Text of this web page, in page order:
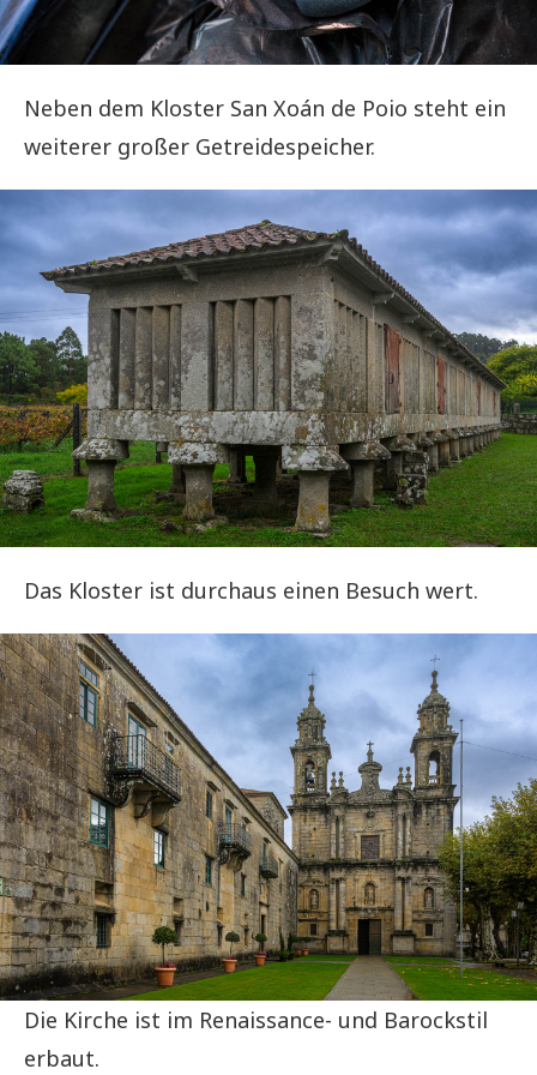
Neben dem Kloster San Xoán de Poio steht ein
weiterer großer Getreidespeicher.
Das Kloster ist durchaus einen Besuch wert.
Die Kirche ist im Renaissance- und Barockstil
erbaut.